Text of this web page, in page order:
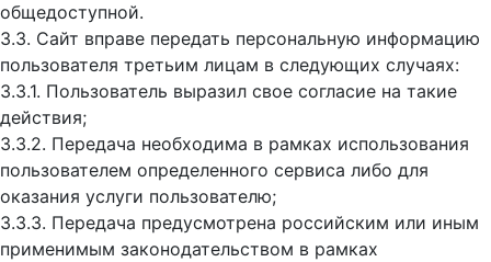
общедоступной.
3.3. Сайт вправе передать персональную информацию
пользователя третьим лицам в следующих случаях:
3.3.1. Пользователь выразил свое согласие на такие
действия;
3.3.2. Передача необходима в рамках использования
пользователем определенного сервиса либо для
оказания услуги пользователю;
3.3.3. Передача предусмотрена российским или иным
применимым законодательством в рамках